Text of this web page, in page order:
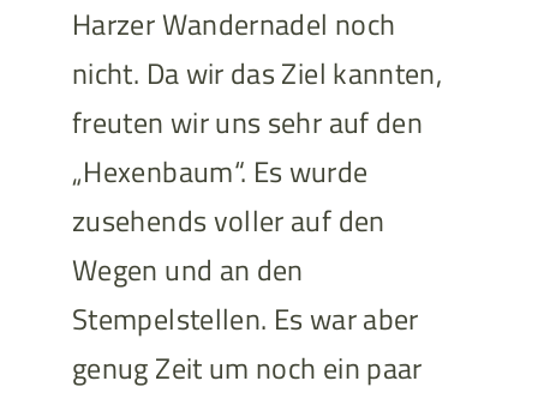
Harzer Wandernadel noch
nicht. Da wir das Ziel kannten,
freuten wir uns sehr auf den
„Hexenbaum“. Es wurde
zusehends voller auf den
Wegen und an den
Stempelstellen. Es war aber
genug Zeit um noch ein paar